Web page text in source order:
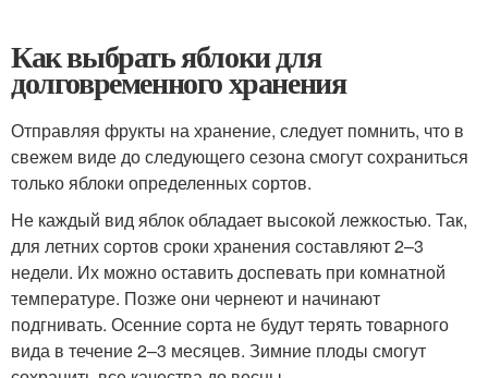
Как выбрать яблоки для
долговременного хранения
Отправляя фрукты на хранение, следует помнить, что в
свежем виде до следующего сезона смогут сохраниться
только яблоки определенных сортов.
Не каждый вид яблок обладает высокой лежкостью. Так,
для летних сортов сроки хранения составляют 2–3
недели. Их можно оставить доспевать при комнатной
температуре. Позже они чернеют и начинают
подгнивать. Осенние сорта не будут терять товарного
вида в течение 2–3 месяцев. Зимние плоды смогут